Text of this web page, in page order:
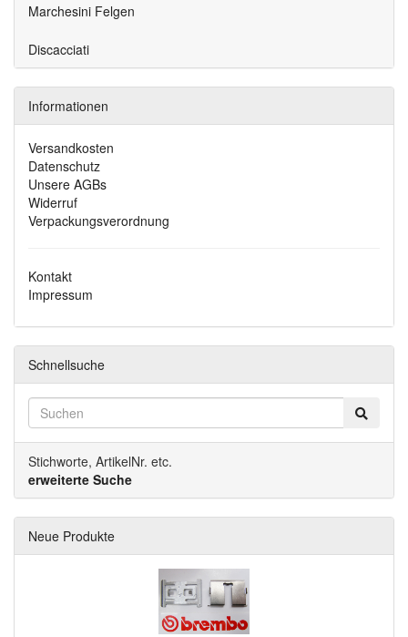
Marchesini Felgen
Discacciati
Informationen
Versandkosten
Datenschutz
Unsere AGBs
Widerruf
Verpackungsverordnung
Kontakt
Impressum
Schnellsuche
Stichworte, ArtikelNr. etc.
erweiterte Suche
Neue Produkte